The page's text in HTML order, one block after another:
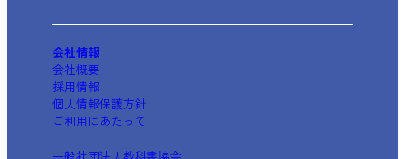
会社情報
会社概要
採用情報
個人情報保護方針
ご利用にあたって